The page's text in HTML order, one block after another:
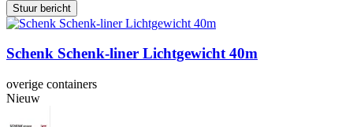
Stuur bericht
Schenk Schenk-liner Lichtgewicht 40m
overige containers
Nieuw